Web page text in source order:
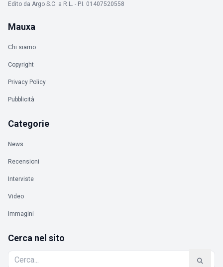
Edito da Argo S.C. a R.L. - P.I. 01407520558
Mauxa
Chi siamo
Copyright
Privacy Policy
Pubblicità
Categorie
News
Recensioni
Interviste
Video
Immagini
Cerca nel sito